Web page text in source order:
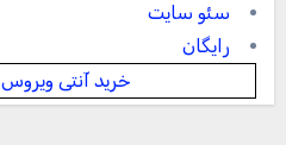
سئو سایت
رایگان
خرید آنتی ویروس Kaspersky